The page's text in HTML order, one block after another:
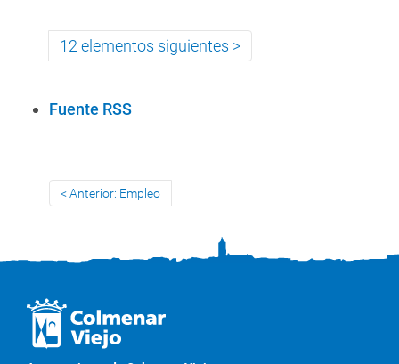
12 elementos siguientes
s
Fuente RSS
Anterior: Empleo